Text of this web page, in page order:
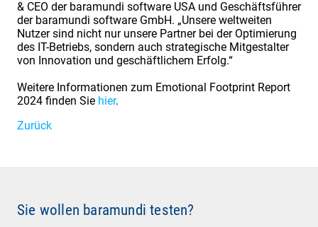
& CEO der baramundi software USA und Geschäftsführer
der baramundi software GmbH. „Unsere weltweiten
Nutzer sind nicht nur unsere Partner bei der Optimierung
des IT-Betriebs, sondern auch strategische Mitgestalter
von Innovation und geschäftlichem Erfolg.“
Weitere Informationen zum Emotional Footprint Report
2024 finden Sie hier.
Zurück
Sie wollen baramundi testen?